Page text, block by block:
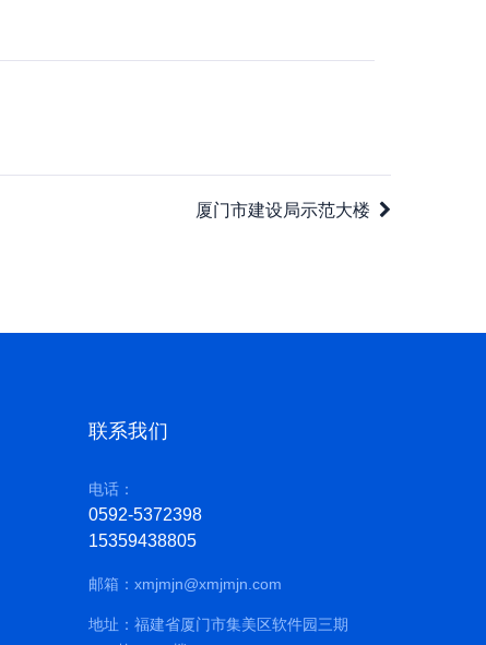
厦门市建设局示范大楼
联系我们
电话：
0592-5372398
15359438805
邮箱： xmjmjn@xmjmjn.com
地址：福建省厦门市集美区软件园三期